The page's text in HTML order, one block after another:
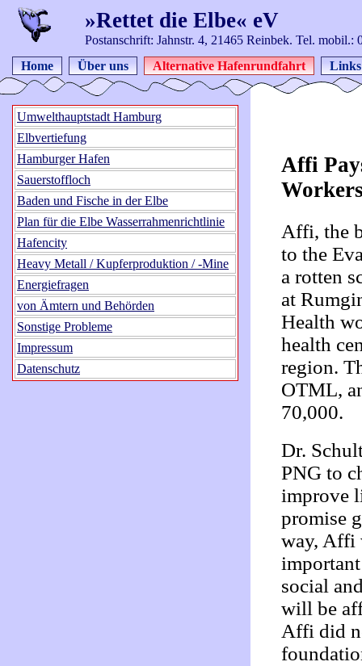
Umwelthauptstadt Hamburg
Elbvertiefung
Hamburger Hafen
Sauerstoffloch
Baden und Fische in der Elbe
Plan für die Elbe Wasserrahmenrichtlinie
Hafencity
Heavy Metall / Kupferproduktion / -Mine
Energiefragen
von Ämtern und Behörden
Sonstige Probleme
Impressum
Datenschutz
Affi
Affi, the
to the
a rotten
at
Health
health
region.
OTML,
70,000.
Dr.
PNG to
improve
promise
way, Affi
social
will be
Affi did
»Rettet die Elbe« eV
Postanschrift: Jahnstr. 4, 21465 Reinbek. Tel. mobil.:
Home
Über uns Alternative Hafenrundfahrt Links